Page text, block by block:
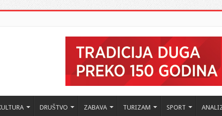
DRUŠTVO ZABAVA TURIZAM SPORT